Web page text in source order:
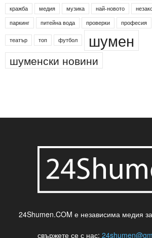
кражба медия музика най-новото
паркинг питейна вода проверки професия
театър топ футбол шумен
шуменски новини
24Shumen.COM е независима медия
свържете се с нас: